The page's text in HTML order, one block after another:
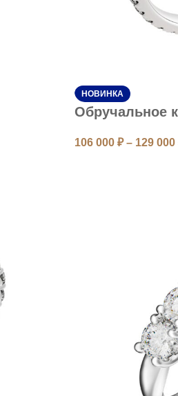
НОВИНКА
Обручальное
106 000₽ – 129 000